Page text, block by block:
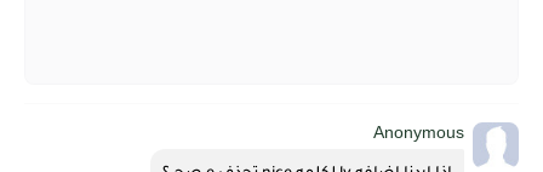
Anonymous